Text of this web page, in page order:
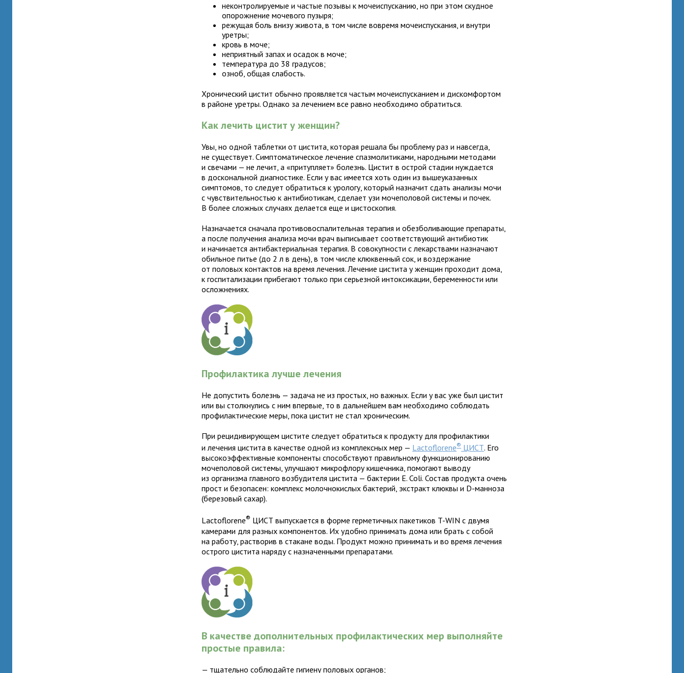
неконтролируемые и частые позывы к мочеиспусканию, но при этом скудное
опорожнение мочевого пузыря;
режущая боль внизу живота, в том числе вовремя мочеиспускания, и внутри
уретры;
кровь в моче;
неприятный запах и осадок в моче;
температура до 38 градусов;
озноб, общая слабость.
Хронический цистит обычно проявляется частым мочеиспусканием и дискомфортом
в районе уретры. Однако за лечением все равно необходимо обратиться.
Как лечить цистит у женщин?
Увы, но одной таблетки от цистита, которая решала бы проблему раз и навсегда,
не существует. Симптоматическое лечение спазмолитиками, народными методами
и свечами — не лечит, а «притупляет» болезнь. Цистит в острой стадии нуждается
в доскональной диагностике. Если у вас имеется хоть один из вышеуказанных
симптомов, то следует обратиться к урологу, который назначит сдать анализы мочи
с чувствительностью к антибиотикам, сделает узи мочеполовой системы и почек.
В более сложных случаях делается еще и цистоскопия.
Назначается сначала противовоспалительная терапия и обезболивающие препараты,
а после получения анализа мочи врач выписывает соответствующий антибиотик
и начинается антибактериальная терапия. В совокупности с лекарствами назначают
обильное питье (до 2 л в день), в том числе клюквенный сок, и воздержание
от половых контактов на время лечения. Лечение цистита у женщин проходит дома,
к госпитализации прибегают только при серьезной интоксикации, беременности или
осложнениях.
Профилактика лучше лечения
Не допустить болезнь — задача не из простых, но важных. Если у вас уже был цистит
или вы столкнулись с ним впервые, то в дальнейшем вам необходимо соблюдать
профилактические меры, пока цистит не стал хроническим.
При рецидивирующем цистите следует обратиться к продукту для профилактики
и лечения цистита в качестве одной из комплексных мер — Lactoflorene® ЦИСТ. Его
высокоэффективные компоненты способствуют правильному функционированию
мочеполовой системы, улучшают микрофлору кишечника, помогают выводу
из организма главного возбудителя цистита — бактерии E. Coli. Состав продукта очень
прост и безопасен: комплекс молочнокислых бактерий, экстракт клюквы и D-манноза
(березовый сахар).
Lactoflorene® ЦИСТ выпускается в форме герметичных пакетиков T-WIN с двумя
камерами для разных компонентов. Их удобно принимать дома или брать с собой
на работу, растворив в стакане воды. Продукт можно принимать и во время лечения
острого цистита наряду с назначенными препаратами.
В качестве дополнительных профилактических мер выполняйте
простые правила:
— тщательно соблюдайте гигиену половых органов;